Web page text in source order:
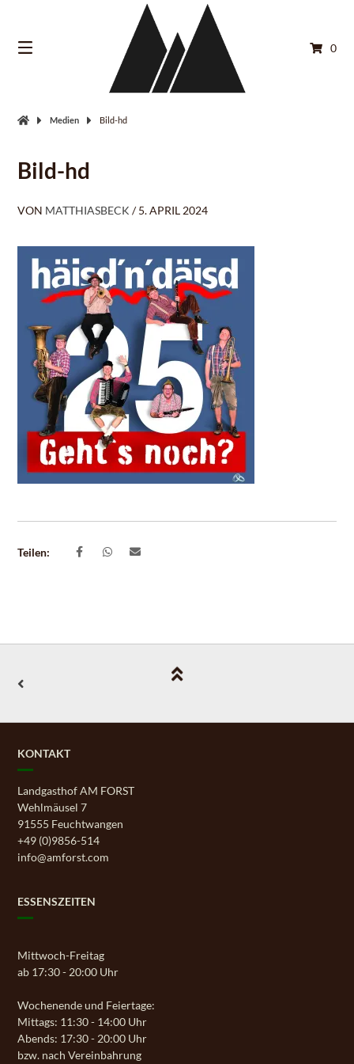
Inhalt
0
Medien Bild-hd
Bild-hd
VON MATTHIASBECK / 5. APRIL 2024
Teilen:
KONTAKT
Landgasthof AM FORST
Wehlmäusel 7
91555 Feuchtwangen
+49 (0)9856-514
info@amforst.com
ESSENSZEITEN
Mittwoch-Freitag
ab 17:30 - 20:00 Uhr
Wochenende und Feiertage:
Mittags: 11:30 - 14:00 Uhr
Abends: 17:30 - 20:00 Uhr
bzw. nach Vereinbahrung